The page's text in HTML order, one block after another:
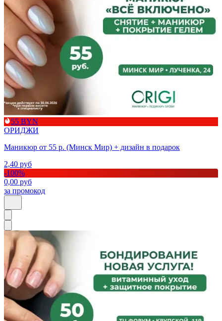
55 BYN
ОРИДЖИ
Маникюр от 55 р. (Минск Мир) + дизайн в подарок
2,40 руб
-100%
0,00 руб
за промокод